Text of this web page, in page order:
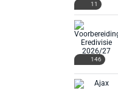
11
146